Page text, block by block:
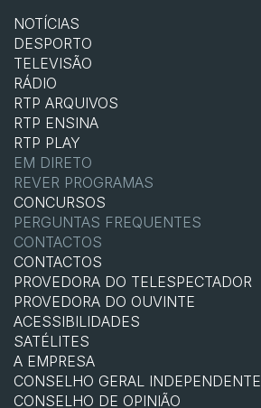
NOTÍCIAS
DESPORTO
TELEVISÃO
RÁDIO
RTP ARQUIVOS
RTP ENSINA
RTP PLAY
EM DIRETO
REVER PROGRAMAS
CONCURSOS
PERGUNTAS FREQUENTES
CONTACTOS
CONTACTOS
PROVEDORA DO TELESPECTADOR
PROVEDORA DO OUVINTE
ACESSIBILIDADES
SATÉLITES
A EMPRESA
CONSELHO GERAL INDEPENDENTE
CONSELHO DE OPINIÃO